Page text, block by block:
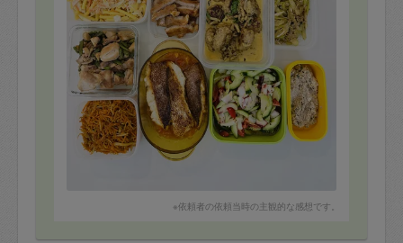
※依頼者の依頼当時の主観的な感想です。